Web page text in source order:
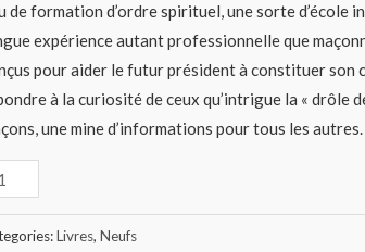
de formation d’ordre spirituel, une sorte d’école
expérience autant professionnelle que
pour aider le futur président à constituer son
à la curiosité de ceux qu’intrigue la « drôle
une mine d’informations pour tous les autres.
Livres, Neufs